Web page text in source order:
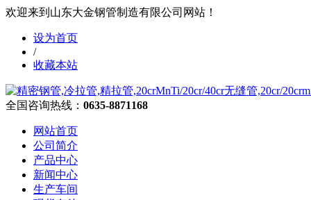
欢迎来到山东大金钢管制造有限公司网站！
设为首页
/
收藏本站
全国咨询热线： 0635-8871168
网站首页
公司简介
产品中心
新闻中心
生产车间